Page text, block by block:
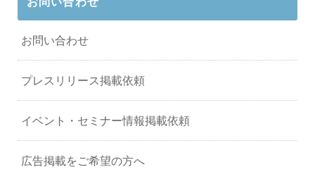
お問い合わせ
プレスリリース掲載依頼
イベント・セミナー情報掲載依頼
広告掲載をご希望の方へ